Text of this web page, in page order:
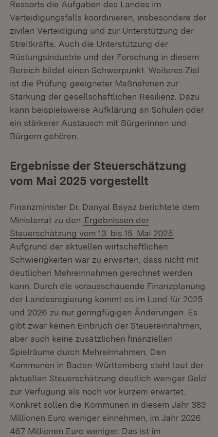
Ressorts die Aufgaben des Landes im
Verteidigungsfalls koordinieren, insbesondere der
zivilen Verteidigung und zur Unterstützung der
Streitkräfte. Auch die Unterstützung der
Rüstungsindustrie und der Forschung in diesem
Bereich bildet einen Schwerpunkt. Weiteres Ziel
ist die Prüfung geeigneter Maßnahmen zur
Stärkung der gesellschaftlichen Resilienz. Dazu
kann beispielsweise Aufklärung an Schulen oder
ein stärkerer Austausch mit Bürgerinnen und
Bürgern gehören.
Ergebnisse der Steuerschätzung
vom Mai 2025 vorgestellt
Finanzminister Dr. Danyal Bayaz berichtete dem
Ministerrat zu den Ergebnissen der
Steuerschätzung vom 13. bis 15. Mai 2025
Aufgrund der aktuellen wirtschaftlichen
Schwierigkeiten war zu erwarten, dass nicht mit
deutlichen Mehreinnahmen gerechnet werden
kann. Durch die vorausschauende Finanzplanung
der Landesregierung kommt es im Land für 2025
und 2026 zu nur geringfügigen Änderungen. Es
gibt zwar keinen Einbruch der Steuereinnahmen,
aber auch keine zusätzlichen finanziellen
Spielräume durch Mehreinnahmen. Den
Kommunen in Baden-Württemberg steht laut der
aktuellen Steuerschätzung deutlich weniger Geld
zur Verfügung als noch vor kurzem erwartet.
Konkret sollen die Kommunen in diesem Jahr 383
Millionen Euro weniger einnehmen, im Jahr 2026
467 Millionen Euro weniger. Das ist im